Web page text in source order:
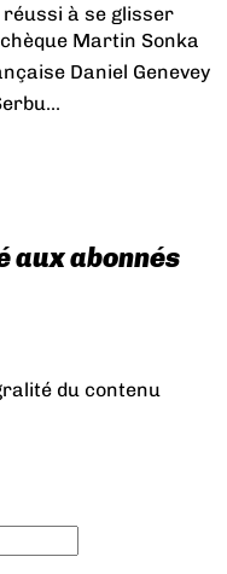
à se glisser
Martin Sonka
Daniel Genevey
aux abonnés
du contenu